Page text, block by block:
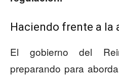
Haciendo frente a la
El gobierno del
preparando para